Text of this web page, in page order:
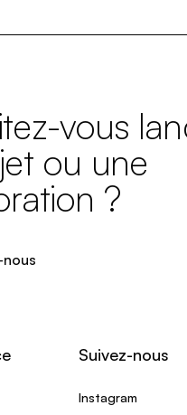
vous
ou une
?
Suivez-nous
Instagram